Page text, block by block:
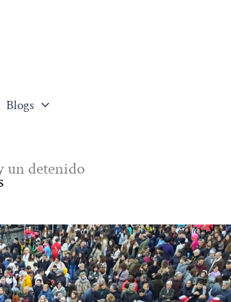
Blogs
un detenido